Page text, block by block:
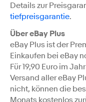
Details zur
tiefpreisgarantie.
Über eBay Plus
eBay Plus ist der
Einkaufen bei eBay
Für 19,90 Euro im
Versand aller eBay
nicht, können die
Monats kostenlos